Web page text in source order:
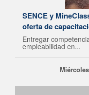
SENCE y
oferta de
Entregar
empleabilidad en...